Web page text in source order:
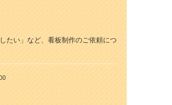
たい」など、看板制作のご依頼につ